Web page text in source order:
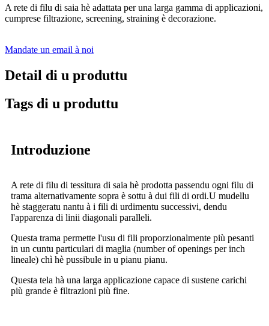
A rete di filu di saia hè adattata per una larga gamma di applicazioni,
cumprese filtrazione, screening, straining è decorazione.
Mandate un email à noi
Detail di u produttu
Tags di u produttu
Introduzione
A rete di filu di tessitura di saia hè prodotta passendu ogni filu di
trama alternativamente sopra è sottu à dui fili di ordi.U mudellu
hè staggeratu nantu à i fili di urdimentu successivi, dendu
l'apparenza di linii diagonali paralleli.
Questa trama permette l'usu di fili proporzionalmente più pesanti
in un cuntu particulari di maglia (number of openings per inch
lineale) chì hè pussibule in u pianu pianu.
Questa tela hà una larga applicazione capace di sustene carichi
più grande è filtrazioni più fine.